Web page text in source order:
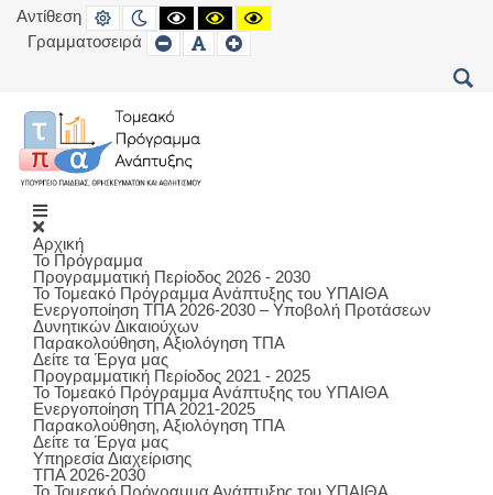
Αντίθεση
DEFAULT
MODE
NIGHT
MODE
HIGH
CONTRAST
BLACK
HIGH
CONTRAST
BLACK
HIGH
CONTRAST
Γραμματοσειρά
SET
SMALLER
SET
DEFAULT
SET
LARGER
Αρχική
Το Πρόγραμμα
Προγραμματική Περίοδος 2026 - 2030
Το Τομεακό Πρόγραμμα Ανάπτυξης του ΥΠΑΙΘΑ
Ενεργοποίηση ΤΠΑ 2026-2030 – Υποβολή Προτάσεων
Δυνητικών Δικαιούχων
Παρακολούθηση, Αξιολόγηση ΤΠΑ
Δείτε τα Έργα μας
Προγραμματική Περίοδος 2021 - 2025
Το Τομεακό Πρόγραμμα Ανάπτυξης του ΥΠΑΙΘΑ
Ενεργοποίηση ΤΠΑ 2021-2025
Παρακολούθηση, Αξιολόγηση ΤΠΑ
Δείτε τα Έργα μας
Υπηρεσία Διαχείρισης
ΤΠΑ 2026-2030